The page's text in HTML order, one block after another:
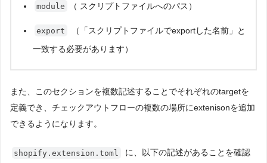
module （ スクリプトファイルへのパス）
export
（「スクリプトファイルでexportした名前」と
一致する必要があります）
また、このセクションを複数記述することでそれぞれのtargetを
定義でき、チェックアウトフローの複数の場所にextenisonを追加
できるようになります。
shopify.extension.toml
に、以下の記述があることを確認